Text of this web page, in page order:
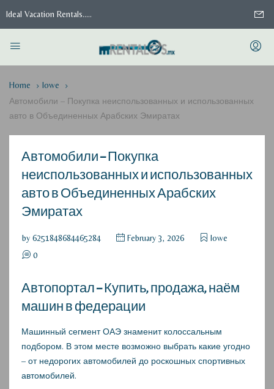
Ideal Vacation Rentals.....
Home
lowe
Автомобили – Покупка неиспользованных и использованных
авто в Объединенных Арабских Эмиратах
Автомобили – Покупка
неиспользованных и использованных
авто в Объединенных Арабских
Эмиратах
by 6251848684465284 February 3, 2026
lowe
0
Автопортал – Купить, продажа, наём
машин в федерации
Машинный сегмент ОАЭ знаменит колоссальным
подбором. В этом месте возможно выбрать какие угодно
– от недорогих автомобилей до роскошных спортивных
автомобилей.